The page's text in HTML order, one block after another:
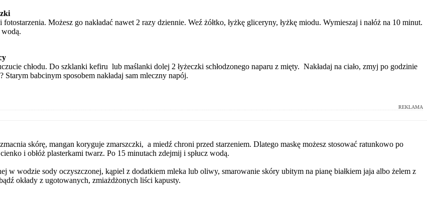
Możesz go nakładać nawet 2 razy dziennie. Weź żółtko, łyżkę gliceryny, łyżkę miodu. Wymieszaj i nałóż na 10 minut.
wodą.
chłodu. Do szklanki kefiru lub maślanki dolej 2 łyżeczki schłodzonego naparu z mięty. Nakładaj na ciało, zmyj po godzinie
Starym babcinym sposobem nakładaj sam mleczny napój.
REKLAMA
skórę, mangan koryguje zmarszczki, a miedź chroni przed starzeniem. Dlatego maskę możesz stosować ratunkowo po
i obłóż plasterkami twarz. Po 15 minutach zdejmij i spłucz wodą.
w wodzie sody oczyszczonej, kąpiel z dodatkiem mleka lub oliwy, smarowanie skóry ubitym na pianę białkiem jaja albo żelem z
okłady z ugotowanych, zmiażdżonych liści kapusty.